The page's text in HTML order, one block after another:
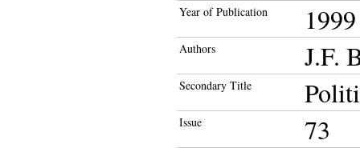
Year of Publication 1999
Authors J.F.
Secondary Title
Issue 73